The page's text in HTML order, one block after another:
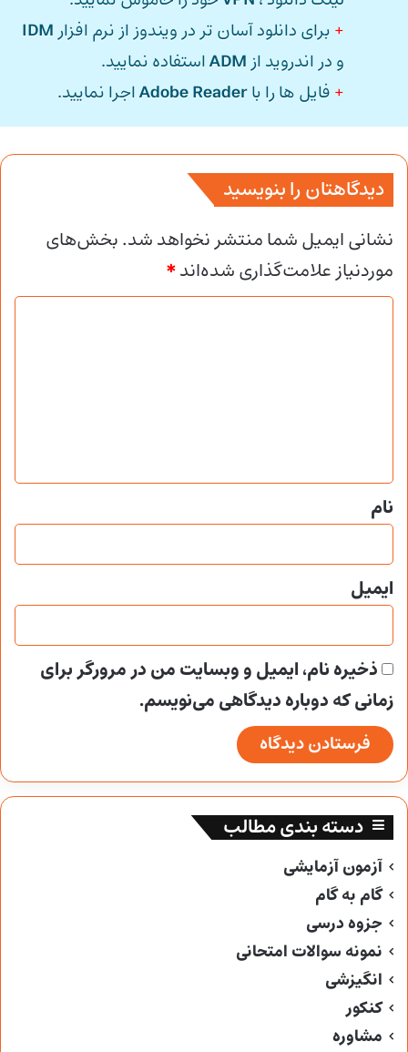
+ برای دانلود آسان تر در ویندوز از نرم افزار IDM
و در اندروید از ADMاستفاده نمایید.
+ فایل ها را باAdobe Readerاجرا نمایید.
دیدگاهتان را بنویسید
نشانی ایمیل شما منتشر نخواهد شد.بخش‌های
موردنیاز علامت‌گذاری شده‌اند*
*
نام
ایمیل
ذخیره نام، ایمیل و وبسایت من در مرورگر برای
زمانی که دوباره دیدگاهی می‌نویسم.
دسته بندی مطالب
آزمون آزمایشی
گام به گام
جزوه درسی
نمونه سوالات امتحانی
انگیزشی
کنکور
مشاوره